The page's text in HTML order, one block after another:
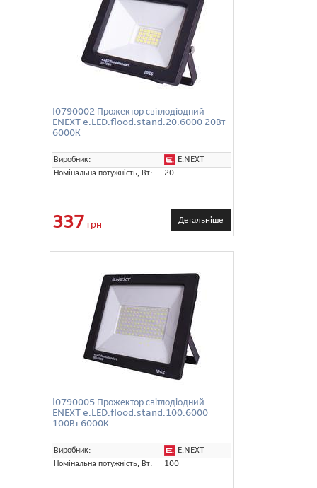
l0790002 Прожектор світлодіодний
ENEXT e.LED.flood.stand.20.6000 20Вт
6000К
Виробник:
E.NEXT
Номінальна потужність, Вт:
20
337 грн Детальніше
l0790005 Прожектор світлодіодний
ENEXT e.LED.flood.stand.100.6000
100Вт 6000К
Виробник:
E.NEXT
Номінальна потужність, Вт:
100